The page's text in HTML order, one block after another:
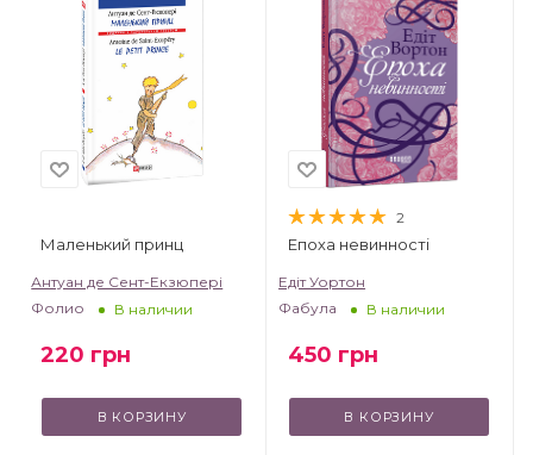
Маленький принц
Антуан де Сент-Екзюпері
Фолио
В наличии
220 грн
В КОРЗИНУ
2
Епоха невинності
Едіт Уортон
Фабула
В наличии
450 грн
В КОРЗИНУ